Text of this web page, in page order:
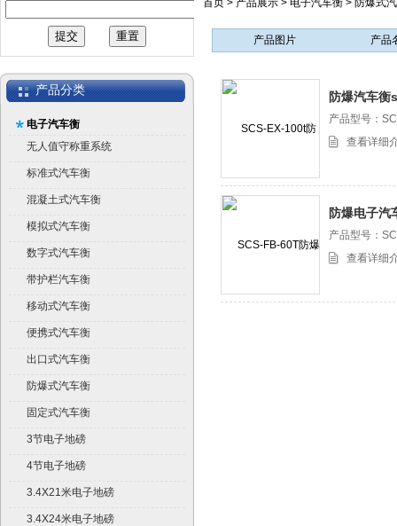
产品分类
电子汽车衡
无人值守称重系统
标准式汽车衡
混凝土式汽车衡
模拟式汽车衡
数字式汽车衡
带护栏汽车衡
移动式汽车衡
便携式汽车衡
出口式汽车衡
防爆式汽车衡
固定式汽车衡
3节电子地磅
4节电子地磅
3.4X21米电子地磅
3.4X24米电子地磅
首页 > 产品展示 > 电子汽车衡 > 防爆式
产品图片 产品
防爆汽车
产品型号：
查看详细
防爆电子汽
磅
产品型号：
查看详细